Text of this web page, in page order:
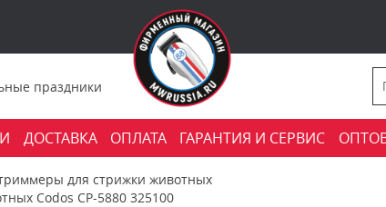
праздники
ДОСТАВКА ОПЛАТА ГАРАНТИЯ И СЕРВИС
для стрижки животных
Codos CP-5880 325100